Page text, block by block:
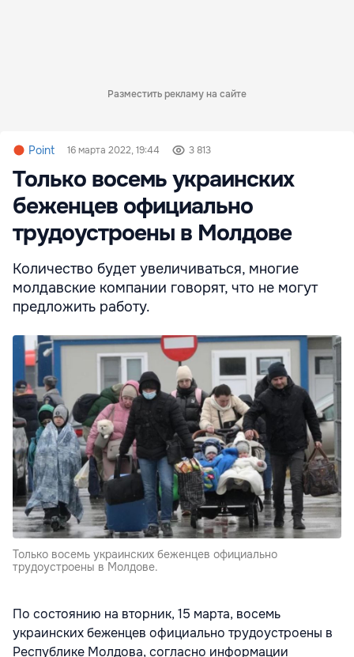
Разместить рекламу на сайте
Point 16 марта 2022, 19:44 3 813
Только восемь украинских
беженцев официально
трудоустроены в Молдове
Количество будет увеличиваться, многие
молдавские компании говорят, что не могут
предложить работу.
Только восемь украинских беженцев официально
трудоустроены в Молдове.
По состоянию на вторник, 15 марта, восемь
украинских беженцев официально трудоустроены в
Республике Молдова, согласно информации